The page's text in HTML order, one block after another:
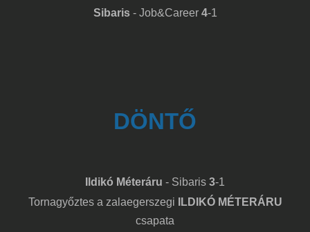
Sibaris- Job&Career 4-1
DÖNTŐ
Ildikó Méteráru - Sibaris 3-1
Tornagyőztes a zalaegerszegi
ILDIKÓ MÉTERÁRU
csapata